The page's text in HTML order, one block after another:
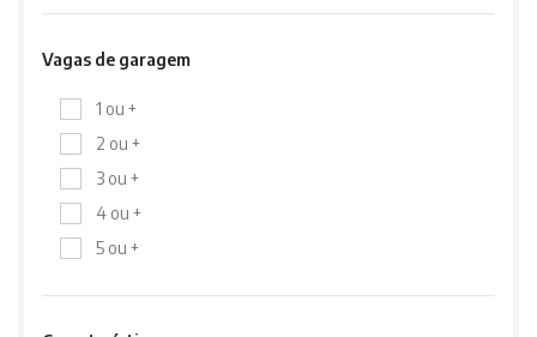
Vagas de garagem
1 ou +
2 ou +
3 ou +
4 ou +
5 ou +